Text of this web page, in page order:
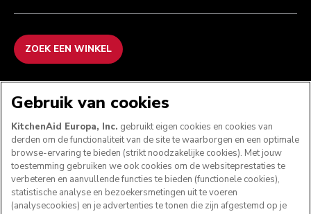
ZOEK EEN WINKEL
VOLG ONS
Gebruik van cookies
KitchenAid Europa, Inc. gebruikt eigen cookies en cookies van
derden om de functionaliteit van de site te waarborgen en een optimale
browse-ervaring te bieden (strikt noodzakelijke cookies). Met jouw
toestemming gebruiken we ook cookies om de websiteprestaties te
verbeteren en aanvullende functies te bieden (functionele cookies),
statistische analyse en bezoekersmetingen uit te voeren
(analysecookies) en je advertenties te tonen die zijn afgestemd op je